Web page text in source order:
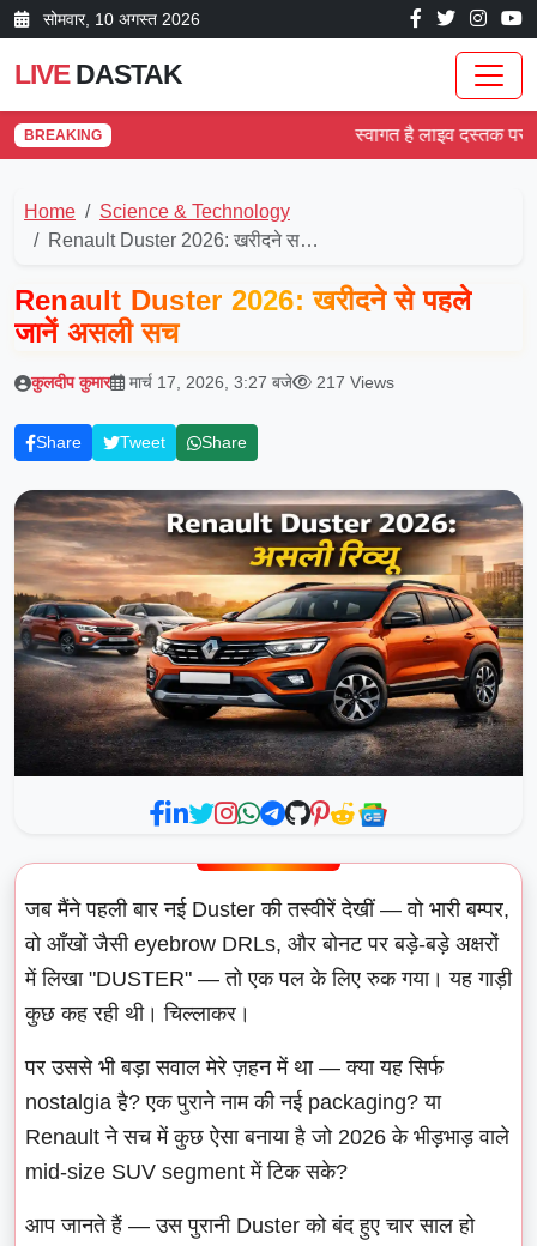
सोम‌वार, 10 अगस्त 2026
LIVEDASTAK
BREAKING स्वागत है लाइव दस्तक पर!
Home
Science & Technology
Renault Duster 2026: खरीदने स…
Renault Duster 2026: खरीदने से पहले
जानें असली सच
कुलदीप कुमार मार्च 17, 2026, 3:27 बजे 217 Views
Share Tweet Share
जब मैंने पहली बार नई Duster की तस्वीरें देखीं — वो भारी बम्पर,
वो आँखों जैसी eyebrow DRLs, और बोनट पर बड़े-बड़े अक्षरों
में लिखा "DUSTER" — तो एक पल के लिए रुक गया। यह गाड़ी
कुछ कह रही थी। चिल्लाकर।
पर उससे भी बड़ा सवाल मेरे ज़हन में था — क्या यह सिर्फ
nostalgia है? एक पुराने नाम की नई packaging? या
Renault ने सच में कुछ ऐसा बनाया है जो 2026 के भीड़भाड़ वाले
mid-size SUV segment में टिक सके?
आप जानते हैं — उस पुरानी Duster को बंद हुए चार साल हो